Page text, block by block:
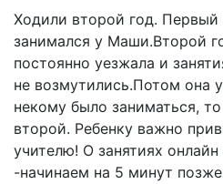
Ходили второй год. Первый
занимался у Маши.Второй
постоянно уезжала и
не возмутились.Потом она
некому было заниматься,
второй. Ребенку важно
учителю! О занятиях
-начинаем на 5 минут